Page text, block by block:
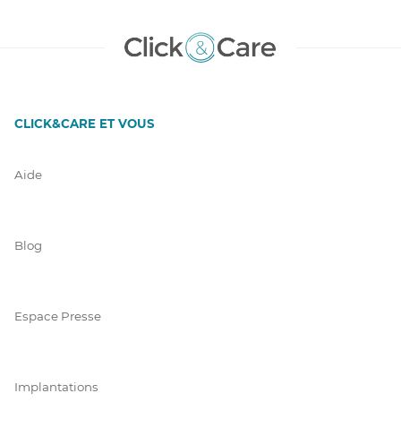
CLICK&CARE ET VOUS
Aide
Blog
Espace Presse
Implantations